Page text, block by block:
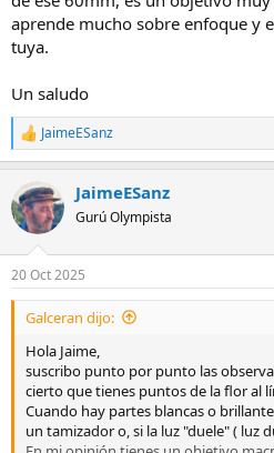
aprende mucho sobre enfoque y
tuya.
Un saludo
R
e
c
c
i
e
s
JaimeESanz
JaimeESanz
Gurú Olympista
20 Oct 2025
Galceran dijo:
Hola Jaime,
suscribo punto por punto las
cierto que tienes puntos de la flor al
Cuando hay partes blancas o
un tamizador o, si la luz "duele" ( luz